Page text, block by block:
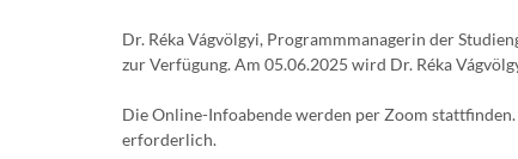
Dr. Réka Vágvölgyi, Programmmanagerin der
zur Verfügung. Am 05.06.2025 wird Dr. Réka
Die Online-Infoabende werden per Zoom
erforderlich.